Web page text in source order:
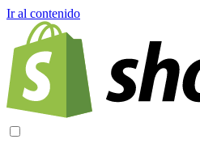
Ir al contenido